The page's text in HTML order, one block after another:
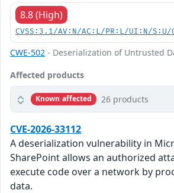
8.8 (High)
CVSS:3.1/AV:N/AC:L/PR:L/UI:N/
CWE-502 - Deserialization of Untrusted
Affected products
Known affected 26 products
CVE-2026-33112
A deserialization vulnerability in
SharePoint allows an authorized
execute code over a network by
data.